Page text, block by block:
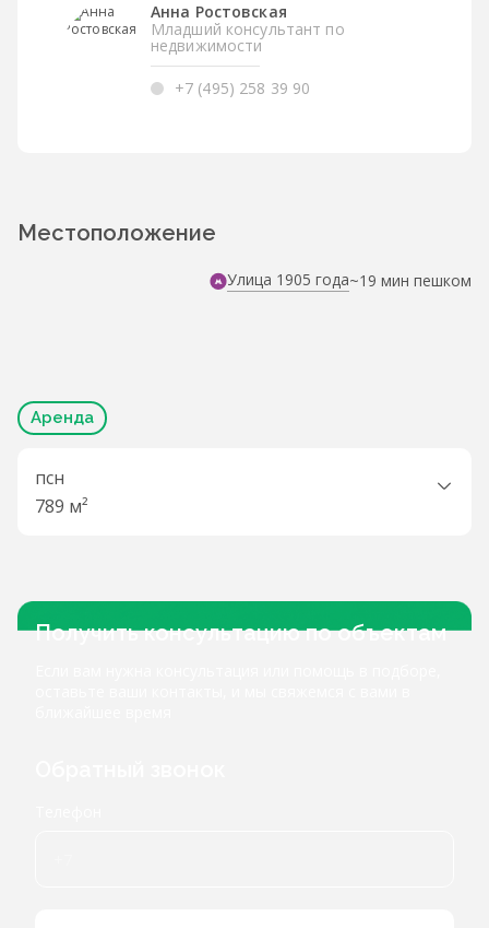
Анна Ростовская
Младший консультант по
недвижимости
+7 (495) 258 39 90
Местоположение
Улица 1905 года~19 мин пешком
Аренда
псн
789 м²
Получить консультацию по объектам